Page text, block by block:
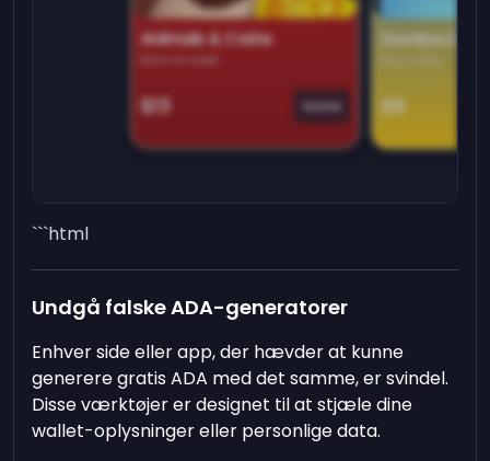
Animals & Coins
Earn on side
$13 Game
Domino
$9
```html
Undgå falske ADA-generatorer
Enhver side eller app, der hævder at kunne
generere gratis ADA med det samme, er svindel.
Disse værktøjer er designet til at stjæle dine
wallet-oplysninger eller personlige data.